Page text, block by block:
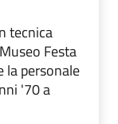
tecnica
Festa
la personale
'70 a